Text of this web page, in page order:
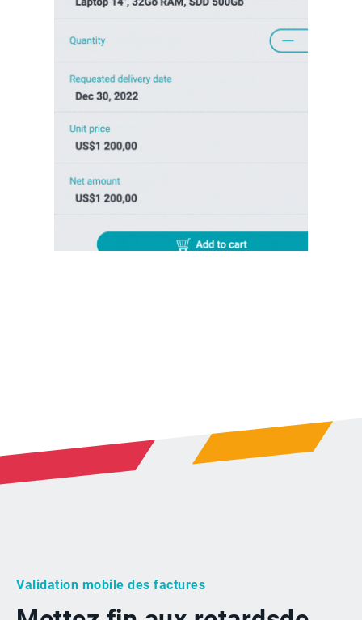
Validation mobile des factures